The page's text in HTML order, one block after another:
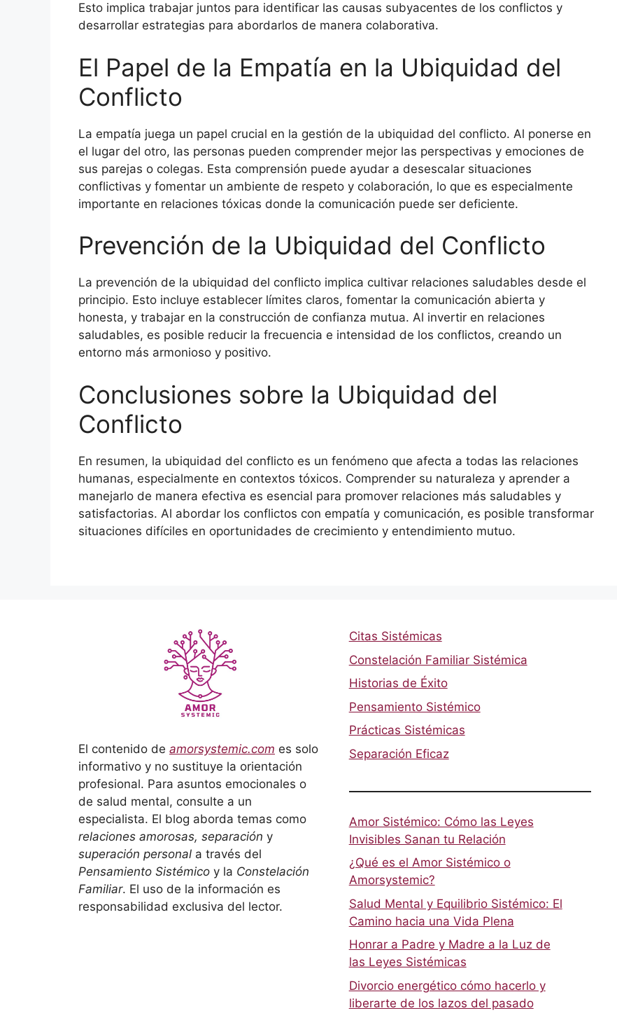
Esto implica trabajar juntos para identificar las causas subyacentes de los conflictos y
desarrollar estrategias para abordarlos de manera colaborativa.
El Papel de la Empatía en la Ubiquidad del
Conflicto
La empatía juega un papel crucial en la gestión de la ubiquidad del conflicto. Al ponerse en
el lugar del otro, las personas pueden comprender mejor las perspectivas y emociones de
sus parejas o colegas. Esta comprensión puede ayudar a desescalar situaciones
conflictivas y fomentar un ambiente de respeto y colaboración, lo que es especialmente
importante en relaciones tóxicas donde la comunicación puede ser deficiente.
Prevención de la Ubiquidad del Conflicto
La prevención de la ubiquidad del conflicto implica cultivar relaciones saludables desde el
principio. Esto incluye establecer límites claros, fomentar la comunicación abierta y
honesta, y trabajar en la construcción de confianza mutua. Al invertir en relaciones
saludables, es posible reducir la frecuencia e intensidad de los conflictos, creando un
entorno más armonioso y positivo.
Conclusiones sobre la Ubiquidad del
Conflicto
En resumen, la ubiquidad del conflicto es un fenómeno que afecta a todas las relaciones
humanas, especialmente en contextos tóxicos. Comprender su naturaleza y aprender a
manejarlo de manera efectiva es esencial para promover relaciones más saludables y
satisfactorias. Al abordar los conflictos con empatía y comunicación, es posible transformar
situaciones difíciles en oportunidades de crecimiento y entendimiento mutuo.
El contenido de amorsystemic.com es solo
informativo y no sustituye la orientación
profesional. Para asuntos emocionales o
de salud mental, consulte a un
especialista. El blog aborda temas como
relaciones amorosas, separación y
superación personal a través del
Pensamiento Sistémico y la Constelación
Familiar. El uso de la información es
responsabilidad exclusiva del lector.
Citas Sistémicas
Constelación Familiar Sistémica
Historias de Éxito
Pensamiento Sistémico
Prácticas Sistémicas
Separación Eficaz
Amor Sistémico: Cómo las Leyes
Invisibles Sanan tu Relación
¿Qué es el Amor Sistémico o
Amorsystemic?
Salud Mental y Equilibrio Sistémico: El
Camino hacia una Vida Plena
Honrar a Padre y Madre a la Luz de
las Leyes Sistémicas
Divorcio energético cómo hacerlo y
liberarte de los lazos del pasado